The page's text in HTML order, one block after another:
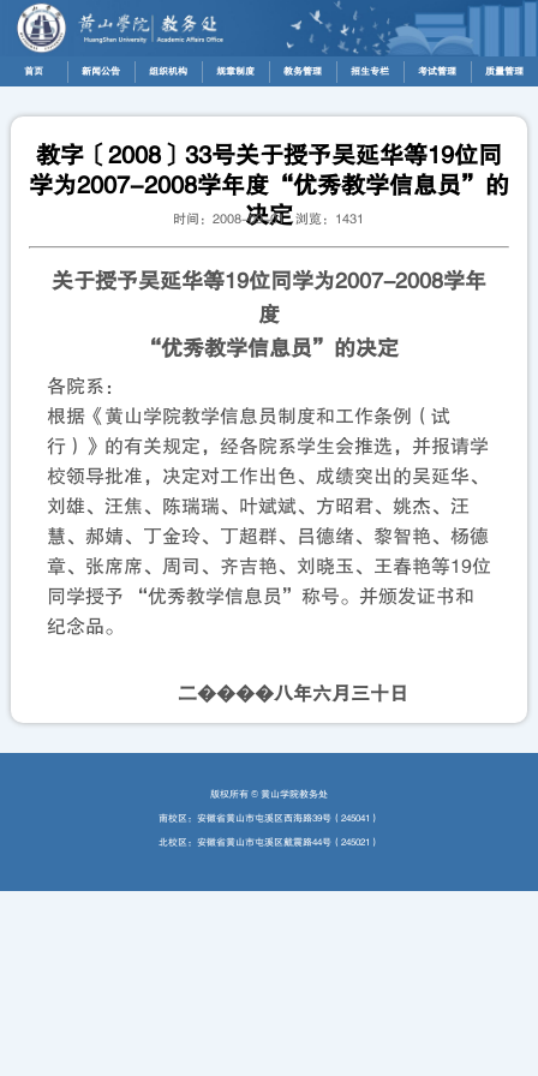
首页 新闻公告 组织机构 规章制度 教务管理 招生专栏 考试管理 质量管理
教字〔2008〕33号关于授予吴延华等19位同
学为2007-2008学年度“优秀教学信息员”的
决定
时间：2008-09-01 浏览： 1431
关于授予吴延华等19位同学为2007-2008学年
度
“优秀教学信息员”的决定
各院系：
根据《黄山学院教学信息员制度和工作条例（试
行）》的有关规定，经各院系学生会推选，并报请学
校领导批准，决定对工作出色、成绩突出的吴延华、
刘雄、汪焦、陈瑞瑞、叶斌斌、方昭君、姚杰、汪
慧、郝婧、丁金玲、丁超群、吕德绪、黎智艳、杨德
章、张席席、周司、齐吉艳、刘晓玉、王春艳等19位
同学授予 “优秀教学信息员”称号。并颁发证书和
纪念品。
二����八年六月三十日
版权所有 ©️ 黄山学院教务处
南校区：安徽省黄山市屯溪区西海路39号（245041）
北校区：安徽省黄山市屯溪区戴震路44号（245021）